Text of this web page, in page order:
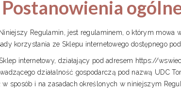
Postanowienia
Niniejszy Regulamin, jest regulaminem, o którym mowa
korzystania ze Sklepu internetowego dostępnego
Sklep internetowy, działający pod adresem https://
działalność gospodarczą pod nazwą UDC
w sposób i na zasadach określonych w niniejszym